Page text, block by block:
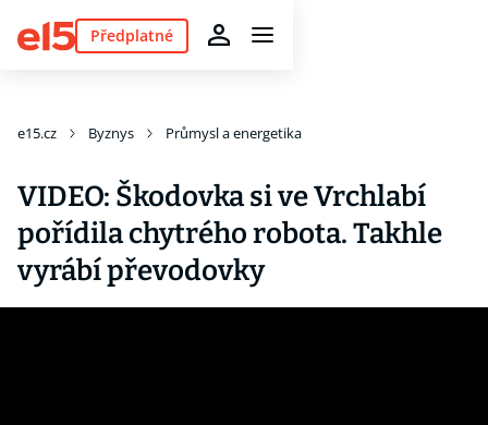
Předplatné
e15.cz Byznys Průmysl a energetika
VIDEO: Škodovka si ve Vrchlabí
pořídila chytrého robota. Takhle
vyrábí převodovky